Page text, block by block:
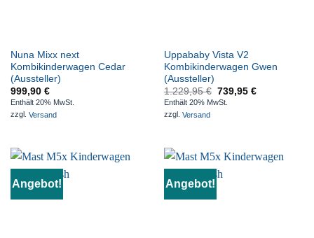
Nuna Mixx next
Kombikinderwagen Cedar
(Aussteller)
999,90 €
Enthält 20% MwSt.
zzgl. Versand
Uppababy Vista V2
Kombikinderwagen Gwen
(Aussteller)
1.229,95€ 739,95 €
Enthält 20% MwSt.
zzgl. Versand
Angebot! Angebot!